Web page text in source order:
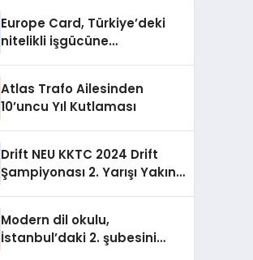
Europe Card, Türkiye’deki
nitelikli işgücüne
Atlas Trafo Ailesinden
10’uncu Yıl Kutlaması
Drift NEU KKTC 2024 Drift
Şampiyonası 2. Yarışı Yakın
Modern dil okulu,
İstanbul’daki 2. şubesini